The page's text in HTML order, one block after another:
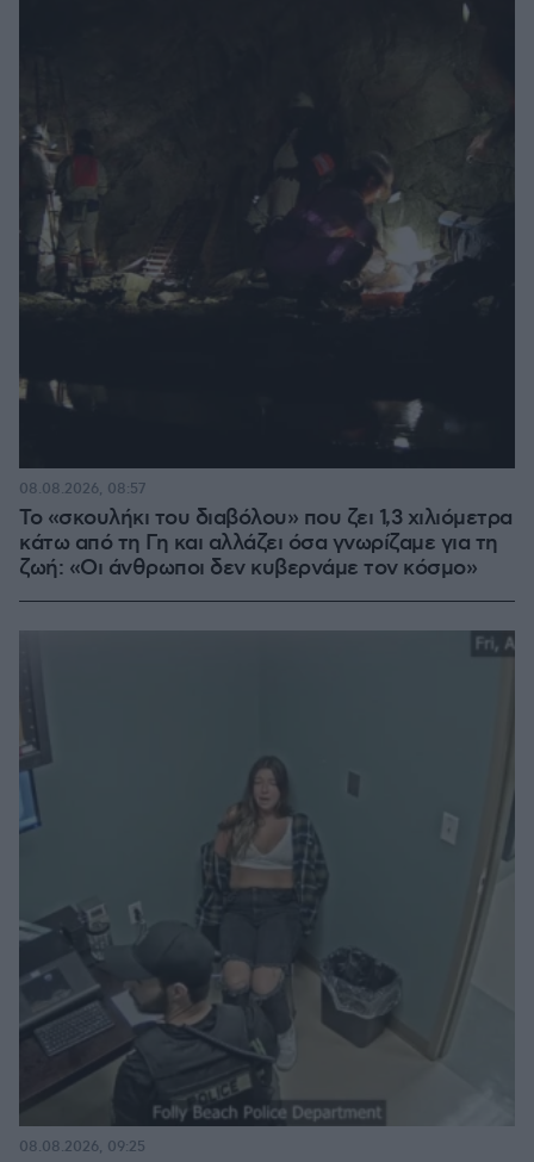
Το «σκουλήκι του διαβόλου» που ζει 1,3 χιλιόμετρα
κάτω από τη Γη και αλλάζει όσα γνωρίζαμε για τη
ζωή: «Οι άνθρωποι δεν κυβερνάμε τον κόσμο»
08.08.2026, 08:57
08.08.2026, 09:25